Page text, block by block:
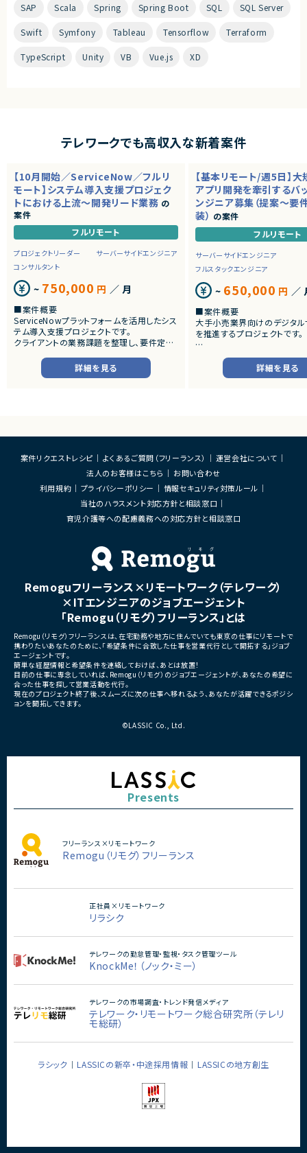
SAP Scala Spring Spring Boot SQL SQL Server
Swift Symfony Tableau Tensorflow Terraform
TypeScript Unity VB Vue.js XD
テレワークでも高収入な新着案件
【10月開始／ServiceNow／フルリ
モート】システム導入支援プロジェク
トにおける上流～開発リード業務 の
案件
フルリモート
プロジェクトリーダー
サーバーサイドエンジニア
コンサルタント
~ 750,000 円 ／ 月
■案件概要
ServiceNowプラットフォームを活用したシス
テム導入支援プロジェクトです。
クライアントの業務課題を整理し、要件定義
だきます。
・詳細設計書、テスト仕様書等のドキュメント
作成
・成果物レビューおよび品質管理
・開発メンバーへの技術支援、進捗管理
・少人数体制でのプロジェクト推進
プロジェクト拡大に伴う増員募集
詳細を見る
【基本リモート/週5日】
アプリ開発を牽引するバ
ンジニア募集（提案～要
装） の案件
フルリモート
サーバーサイドエンジニア
フルスタックエンジニア
~ 650,000 円 ／
■案件概要
大手小売業界向けのデジタ
を推進するプロジェクトです。
■プロダクトやサービスの概
・店舗向けスマホアプリおよ
システムの継続的なエンハ
・要件整理および要件定義支
・バックエンドシステムの設計
・コードレビューの実施
・リリース対応および品質向
・技術課題に対する検討、提
・ステークホルダーとの調整
ケーション
・サービスの継続的な機能拡
募集
■担当工程
・要件定義
・基本設計
・詳細設計
・テスト
・リリース対応
■その他補足
・全体約100名規模の大型プ
詳細を見る
案件リクエストレシピ よくあるご質問（フリーランス）
運営会社について
法人のお客様はこちら
お問い合わせ
利用規約
プライバシーポリシー
情報セキュリティ対策ルール
当社のハラスメント対応方針と相談窓口
育児介護等への配慮義務への対応方針と相談窓口
Remoguフリーランス×リモートワーク（テレワーク）
×ITエンジニアのジョブエージェント
「Remogu（リモグ）フリーランス」とは
Remogu（リモグ）フリーランスは、在宅勤務や地方に住んでいても東京の仕事にリモートで
携わりたいあなたのために、「希望条件に合致した仕事を営業代行として開拓する」ジョブ
エージェントです。
簡単な経歴情報と希望条件を連絡しておけば、あとは放置！
目前の仕事に専念していれば、Remogu（リモグ）のジョブエージェントが、あなたの希望に
合った仕事を探して営業活動を代行。
現在のプロジェクト終了後、スムーズに次の仕事へ移れるよう、あなたが活躍できるポジシ
ョンを開拓してきます。
©LASSIC Co., Ltd.
Presents
フリーランス×リモートワーク
Remogu（リモグ）フリーランス
正社員×リモートワーク
リラシク
テレワークの勤怠管理・監視・タスク管理ツール
KnockMe！（ノック・ミー）
テレワークの市場調査・トレンド発信メディア
テレワーク・リモートワーク総合研究所（テレリ
モ総研）
ラシック LASSICの新卒・中途採用情報 LASSICの地方創生